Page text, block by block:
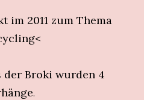
im 2011 zum Thema
der Broki wurden 4
.